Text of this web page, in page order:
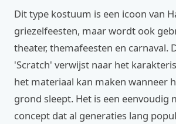
Dit type kostuum is een icoon van
griezelfeesten, maar wordt ook
theater, themafeesten en carnaval.
'Scratch' verwijst naar het
het materiaal kan maken wanneer
grond sleept. Het is een eenvoudig
concept dat al generaties lang